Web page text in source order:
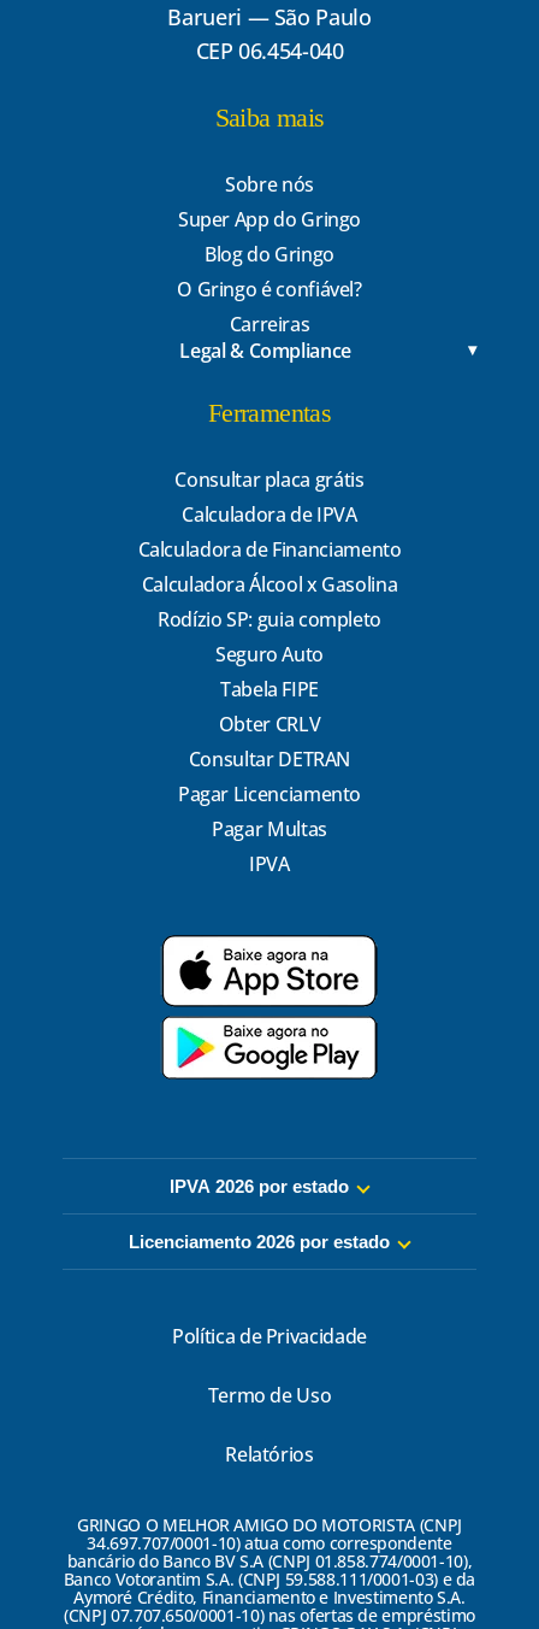
Barueri — São Paulo
CEP 06.454-040
Saiba mais
Sobre nós
Super App do Gringo
Blog do Gringo
O Gringo é confiável?
Carreiras
Legal & Compliance
Ferramentas
Consultar placa grátis
Calculadora de IPVA
Calculadora de Financiamento
Calculadora Álcool x Gasolina
Rodízio SP: guia completo
Seguro Auto
Tabela FIPE
Obter CRLV
Consultar DETRAN
Pagar Licenciamento
Pagar Multas
IPVA
IPVA 2026 por estado
Licenciamento 2026 por estado
Política de Privacidade
Termo de Uso
Relatórios
GRINGO O MELHOR AMIGO DO MOTORISTA (CNPJ
34.697.707/0001-10) atua como correspondente
bancário do Banco BV S.A (CNPJ 01.858.774/0001-10),
Banco Votorantim S.A. (CNPJ 59.588.111/0001-03) e da
Aymoré Crédito, Financiamento e Investimento S.A.
(CNPJ 07.707.650/0001-10) nas ofertas de empréstimo